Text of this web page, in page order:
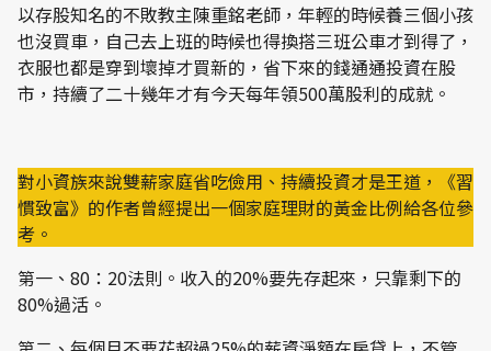
以存股知名的不敗教主陳重銘老師，年輕的時候養三個小孩
也沒買車，自己去上班的時候也得換搭三班公車才到得了，
衣服也都是穿到壞掉才買新的，省下來的錢通通投資在股
市，持續了二十幾年才有今天每年領500萬股利的成就。
對小資族來說雙薪家庭省吃儉用、持續投資才是王道，《習
慣致富》的作者曾經提出一個家庭理財的黃金比例給各位參
考。
第一、80：20法則。收入的20%要先存起來，只靠剩下的
80%過活。